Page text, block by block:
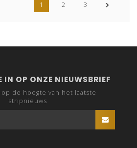
1 2 3
OP ONZE NIEUWSBRIEF
de hoogte van het laatste
stripnieuws